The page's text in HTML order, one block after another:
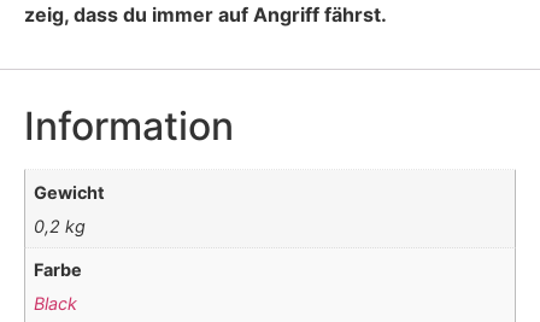
zeig, dass du immer auf Angriff fährst.
Information
Gewicht
0,2 kg
Farbe
Black